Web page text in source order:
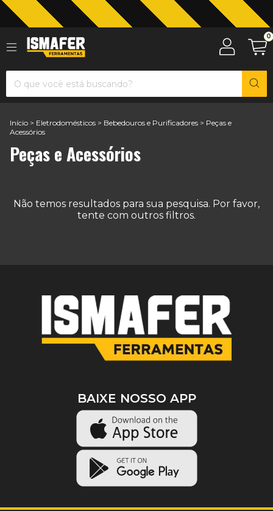
Jardinagem com The Black Tools 0
Início > Eletrodomésticos > Bebedouros e Purificadores > Peças e
Acessórios
Peças e Acessórios
Não temos resultados para sua pesquisa. Por favor,
tente com outros filtros.
BAIXE NOSSO APP